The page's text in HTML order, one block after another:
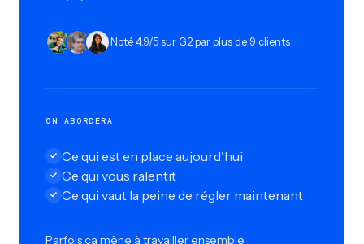
Noté 4.9/5 sur G2 par plus de 9 clients
ON ABORDERA
Ce qui est en place aujourd'hui
Ce qui vous ralentit
Ce qui vaut la peine de régler maintenant
Parfois ça mène à travailler ensemble.